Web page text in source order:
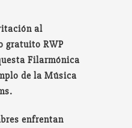
al
gratuito RWP
Filarmónica
de la Música
enfrentan